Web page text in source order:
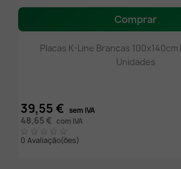
Comprar
Placas K-Line Brancas 100x140cm
Unidades
39,55 € sem IVA
48,65 € com IVA
0 Avaliação(ões)